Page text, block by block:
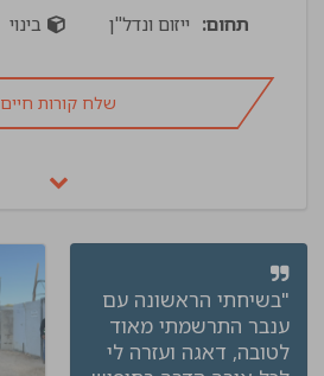
תחום: ייזום ונדל"ן בינוי
שלח קורות חיים
"בשיחתי הראשונה עם
ענבר התרשמתי מאוד
לטובה, דאגה ועזרה לי